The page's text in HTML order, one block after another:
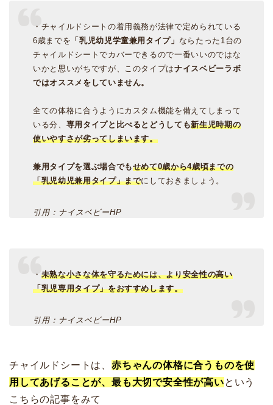
・チャイルドシートの着用義務が法律で定められている
6歳までを 「乳児幼児学童兼用タイプ」 ならたった1台の
チャイルドシートでカバーできるので一番いいのではな
いかと思いがちですが、このタイプはナイスベビーラボ
ではオススメをしていません。
全ての体格に合うようにカスタム機能を備えてしまって
いる分、 専用タイプと比べるとどうしても新生児時期の
使いやすさが劣ってしまいます。
兼用タイプを選ぶ場合でもせめて0歳から4歳頃までの
「乳児幼児兼用タイプ」までにしておきましょう。
引用：ナイスベビーHP
・ 未熟な小さな体を守るためには、より安全性の高い
「乳児専用タイプ」をおすすめします。
引用：ナイスベビーHP
チャイルドシートは、 赤ちゃんの体格に合うものを使
用してあげることが、最も大切で安全性が高いという
こちらの記事をみて